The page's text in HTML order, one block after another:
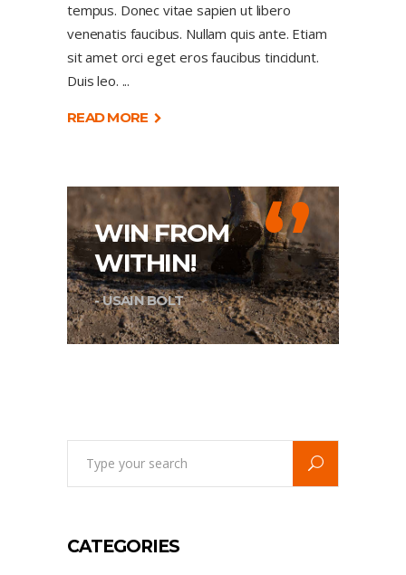
tempus. Donec vitae sapien ut libero
venenatis faucibus. Nullam quis ante. Etiam
sit amet orci eget eros faucibus tincidunt.
Duis leo.
READ MORE
‘’
WIN FROM
WITHIN!
- USAIN BOLT
CATEGORIES